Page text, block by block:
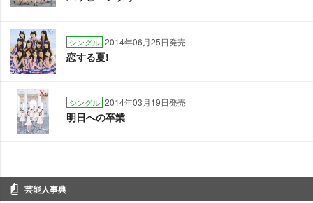
シングル 2014年06月25日発売
恋する夏!
シングル 2014年03月19日発売
明日への卒業
芸能人事典